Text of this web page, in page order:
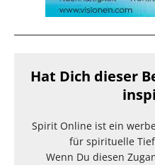
Hat Dich dieser
Spirit Online ist ein
für spirituelle
Wenn Du diesen